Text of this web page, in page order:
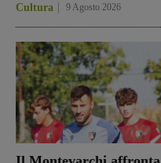
Cultura 9 Agosto 2026